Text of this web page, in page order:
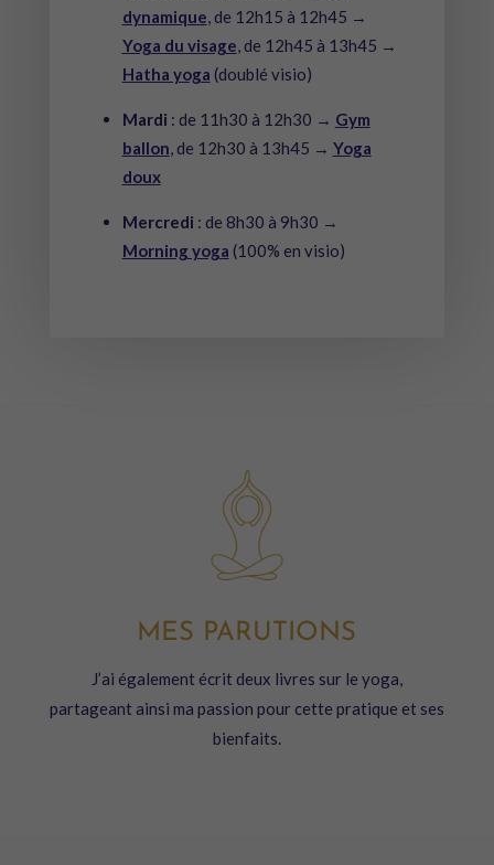
dynamique, de 12h15 à 12h45 →
Yoga du visage, de 12h45 à 13h45 →
Hatha yoga (doublé visio)
Mardi : de 11h30 à 12h30 → Gym
ballon, de 12h30 à 13h45 → Yoga
doux
Mercredi : de 8h30 à 9h30 →
Morning yoga (100% en visio)
MES PARUTIONS
J’ai également écrit deux livres sur le yoga,
partageant ainsi ma passion pour cette pratique et ses
bienfaits.